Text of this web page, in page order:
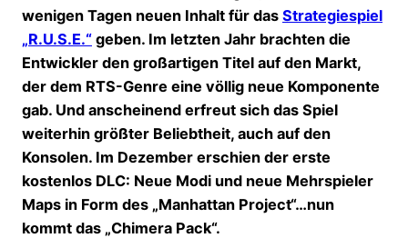
wenigen Tagen neuen Inhalt für das Strategiespiel
„R.U.S.E.“ geben. Im letzten Jahr brachten die
Entwickler den großartigen Titel auf den Markt,
der dem RTS-Genre eine völlig neue Komponente
gab. Und anscheinend erfreut sich das Spiel
weiterhin größter Beliebtheit, auch auf den
Konsolen. Im Dezember erschien der erste
kostenlos DLC: Neue Modi und neue Mehrspieler
Maps in Form des „Manhattan Project“…nun
kommt das „Chimera Pack“.